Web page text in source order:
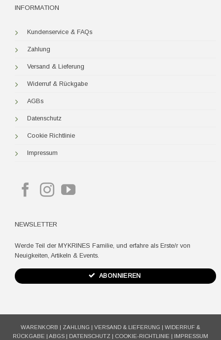
INFORMATION
Kundenservice & FAQs
Zahlung
Versand & Lieferung
Widerruf & Rückgabe
AGBs
Datenschutz
Cookie Richtlinie
Impressum
NEWSLETTER
Werde Teil der MYKRINES Familie, und erfahre als Erste/r von
Neuigkeiten, Artikeln & Events.
ABONNIEREN
WARENKORB ZAHLUNG VERSAND & LIEFERUNG
WIDERRUF &
RÜCKGABE
ABGS DATENSCHUTZ COOKIE-RICHTLINIE IMPRESSUM